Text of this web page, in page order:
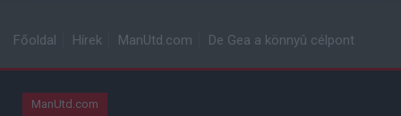
Főoldal Hírek ManUtd.com De Gea a könnyû célpont
ManUtd.com